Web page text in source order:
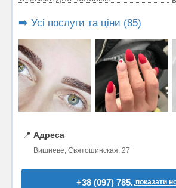
➡️ Усі послуги та ціни (85)
📍 Адреса
Вишневе, Святошинская, 27
+38 (097) 785..показати